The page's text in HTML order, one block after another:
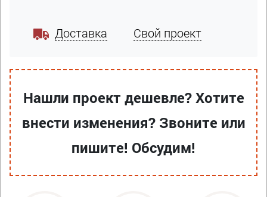
Доставка Свой проект
Нашли проект дешевле? Хотите
внести изменения? Звоните или
пишите! Обсудим!